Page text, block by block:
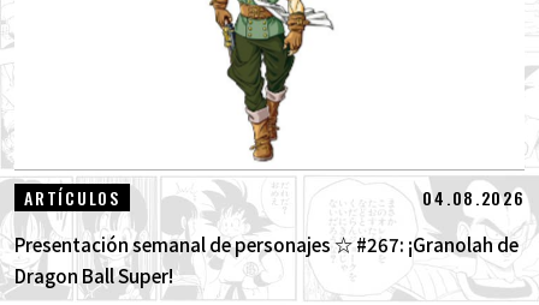
ARTÍCULOS 04.08.2026
Presentación semanal de personajes ☆ #267: ¡Granolah de
Dragon Ball Super!